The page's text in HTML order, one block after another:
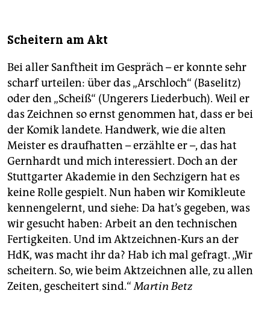
Scheitern am Akt
Bei aller Sanftheit im Gespräch – er konnte sehr
scharf urteilen: über das „Arschloch“ (Baselitz)
oder den „Scheiß“ (Ungerers Liederbuch). Weil er
das Zeichnen so ernst genommen hat, dass er bei
der Komik landete. Handwerk, wie die alten
Meister es draufhatten – erzählte er –, das hat
Gernhardt und mich interessiert. Doch an der
Stuttgarter Akademie in den Sechzigern hat es
keine Rolle gespielt. Nun haben wir Komikleute
kennengelernt, und siehe: Da hat’s gegeben, was
wir gesucht haben: Arbeit an den technischen
Fertigkeiten. Und im Aktzeichnen-Kurs an der
HdK, was macht ihr da? Hab ich mal gefragt. „Wir
scheitern. So, wie beim Aktzeichnen alle, zu allen
Zeiten, gescheitert sind.“Martin Betz